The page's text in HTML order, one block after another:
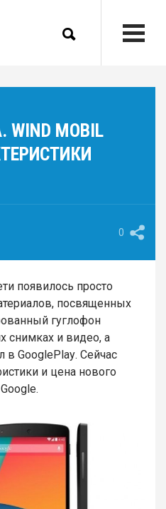
MOBIL
0
появилось просто
посвященных
гуглофон
снимках и видео, а
в GooglePlay. Сейчас
и цена нового
Google.